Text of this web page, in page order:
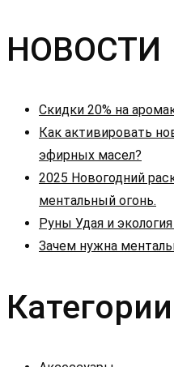
записям
НОВОСТИ
Скидки 20% на
Как активировать
эфирных масел?
2025 Новогодний
ментальный огонь.
Руны Удая и
Зачем нужна